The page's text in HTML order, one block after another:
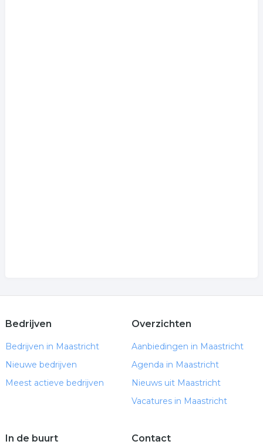
Bedrijven
Bedrijven in Maastricht
Nieuwe bedrijven
Meest actieve bedrijven
Overzichten
Aanbiedingen in Maastricht
Agenda in Maastricht
Nieuws uit Maastricht
Vacatures in Maastricht
In de buurt Contact